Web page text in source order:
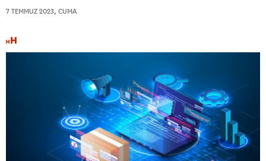
7 TEMMUZ 2023, CUMA